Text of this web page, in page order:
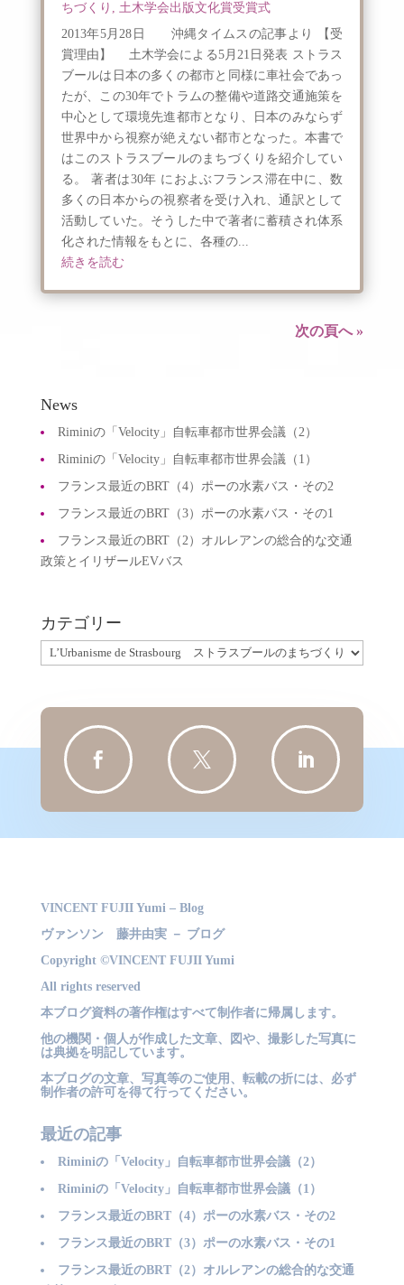
ちづくり , 土木学会出版文化賞受賞式
2013年5月28日 沖縄タイムスの記事より 【受
賞理由】 土木学会による5月21日発表 ストラス
ブールは日本の多くの都市と同様に車社会であっ
たが、この30年でトラムの整備や道路交通施策を
中心として環境先進都市となり、日本のみならず
世界中から視察が絶えない都市となった。本書で
はこのストラスブールのまちづくりを紹介してい
る。 著者は30年 におよぶフランス滞在中に、数
多くの日本からの視察者を受け入れ、通訳として
活動していた。そうした中で著者に蓄積され体系
化された情報をもとに、各種の...
続きを読む
次の頁へ »
News
Riminiの「Velocity」自転車都市世界会議（2）
Riminiの「Velocity」自転車都市世界会議（1）
フランス最近のBRT（4）ポーの水素バス・その2
フランス最近のBRT（3）ポーの水素バス・その1
フランス最近のBRT（2）オルレアンの総合的な交通
政策とイリザールEVバス
カテゴリー
カ
リ
  
VINCENT FUJII Yumi – Blog
ヴァンソン 藤井由実 － ブログ
Copyright ©VINCENT FUJII Yumi
All rights reserved
本ブログ資料の著作権はすべて制作者に帰属します。
他の機関・個人が作成した文章、図や、撮影した写真に
は典拠を明記しています。
本ブログの文章、写真等のご使用、転載の折には、必ず
制作者の許可を得て行ってください。
最近の記事
Riminiの「Velocity」自転車都市世界会議（2）
Riminiの「Velocity」自転車都市世界会議（1）
フランス最近のBRT（4）ポーの水素バス・その2
フランス最近のBRT（3）ポーの水素バス・その1
フランス最近のBRT（2）オルレアンの総合的な交通